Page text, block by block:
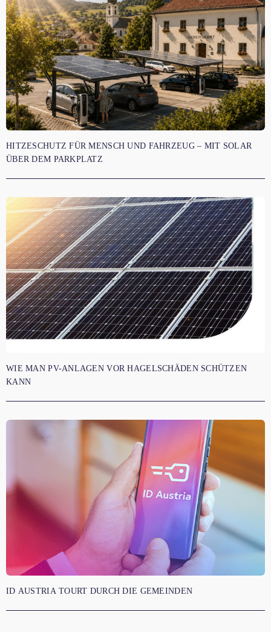
HITZESCHUTZ FÜR MENSCH UND FAHRZEUG – MIT SOLAR
ÜBER DEM PARKPLATZ
WIE MAN PV-ANLAGEN VOR HAGELSCHÄDEN SCHÜTZEN
KANN
ID AUSTRIA TOURT DURCH DIE GEMEINDEN